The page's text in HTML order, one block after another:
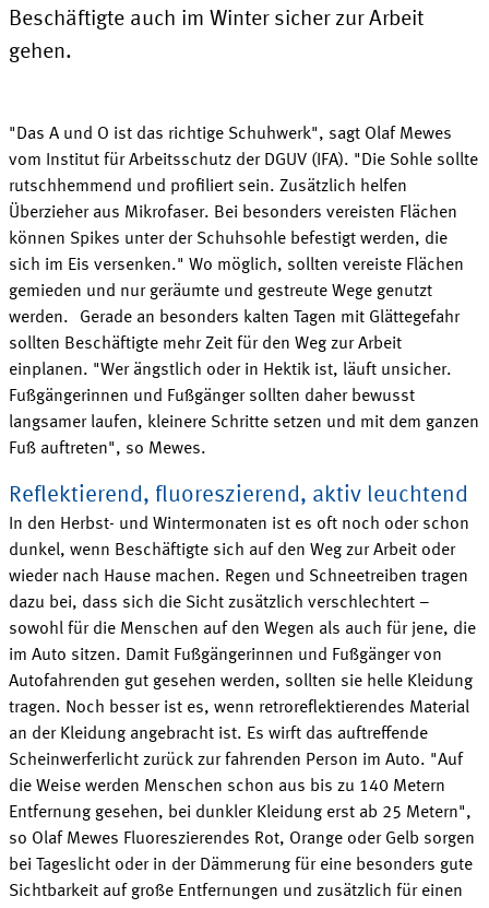
Beschäftigte auch im Winter sicher zur Arbeit
gehen.
"Das A und O ist das richtige Schuhwerk", sagt Olaf Mewes
vom Institut für Arbeitsschutz der DGUV (IFA). "Die Sohle sollte
rutschhemmend und profiliert sein. Zusätzlich helfen
Überzieher aus Mikrofaser. Bei besonders vereisten Flächen
können Spikes unter der Schuhsohle befestigt werden, die
sich im Eis versenken." Wo möglich, sollten vereiste Flächen
gemieden und nur geräumte und gestreute Wege genutzt
werden. Gerade an besonders kalten Tagen mit Glättegefahr
sollten Beschäftigte mehr Zeit für den Weg zur Arbeit
einplanen. "Wer ängstlich oder in Hektik ist, läuft unsicher.
Fußgängerinnen und Fußgänger sollten daher bewusst
langsamer laufen, kleinere Schritte setzen und mit dem ganzen
Fuß auftreten", so Mewes.
Reflektierend, fluoreszierend, aktiv leuchtend
In den Herbst- und Wintermonaten ist es oft noch oder schon
dunkel, wenn Beschäftigte sich auf den Weg zur Arbeit oder
wieder nach Hause machen. Regen und Schneetreiben tragen
dazu bei, dass sich die Sicht zusätzlich verschlechtert –
sowohl für die Menschen auf den Wegen als auch für jene, die
im Auto sitzen. Damit Fußgängerinnen und Fußgänger von
Autofahrenden gut gesehen werden, sollten sie helle Kleidung
tragen. Noch besser ist es, wenn retroreflektierendes Material
an der Kleidung angebracht ist. Es wirft das auftreffende
Scheinwerferlicht zurück zur fahrenden Person im Auto. "Auf
die Weise werden Menschen schon aus bis zu 140 Metern
Entfernung gesehen, bei dunkler Kleidung erst ab 25 Metern",
so Olaf Mewes Fluoreszierendes Rot, Orange oder Gelb sorgen
bei Tageslicht oder in der Dämmerung für eine besonders gute
Sichtbarkeit auf große Entfernungen und zusätzlich für einen